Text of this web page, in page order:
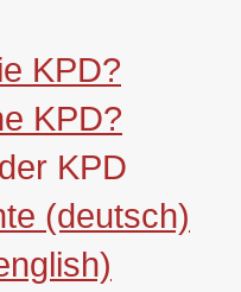
KPD?
KPD?
KPD
(deutsch)